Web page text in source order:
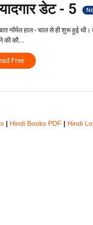
डेट - 5
बात नॉर्मल हाल - चाल से ही शुरू हुई
की कौ...
Free
| Hindi Books PDF | Hindi